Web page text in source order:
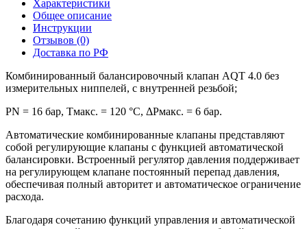
Характеристики
Общее описание
Инструкции
Отзывов (0)
Доставка по РФ
Комбинированный балансировочный клапан AQT 4.0 без
измерительных ниппелей, с внутренней резьбой;
PN = 16 бар, Тмакс. = 120 °С, ΔРмакс. = 6 бар.
Автоматические комбинированные клапаны представляют
собой регулирующие клапаны с функцией автоматической
балансировки. Встроенный регулятор давления поддерживает
на регулирующем клапане постоянный перепад давления,
обеспечивая полный авторитет и автоматическое ограничение
расхода.
Благодаря сочетанию функций управления и автоматической